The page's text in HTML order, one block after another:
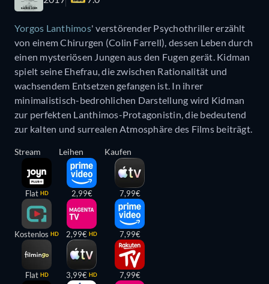
Yorgos Lanthimos' verstörender Psychothriller erzählt
von einem Chirurgen (Colin Farrell), dessen Leben durch
einen mysteriösen Jungen aus den Fugen gerät. Kidman
spielt seine Ehefrau, die zwischen Rationalität und
wachsendem Entsetzen gefangen ist. In ihrer
minimalistisch-bedrohlichen Darstellung wird Kidman
zur perfekten Lanthimos-Protagonistin, die bedeutend
zur kalten und surrealen Atmosphäre des Films beiträgt.
Stream
Flat HD
Kostenlos HD
Flat HD
Leihen
2,99€
2,99€ HD
3,99€ HD
Kaufen
7,99€
7,99€
7,99€